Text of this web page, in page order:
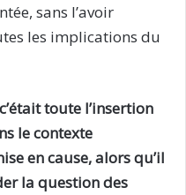
sans l’avoir
les implications du
toute l’insertion
le contexte
en cause, alors qu’il
la question des